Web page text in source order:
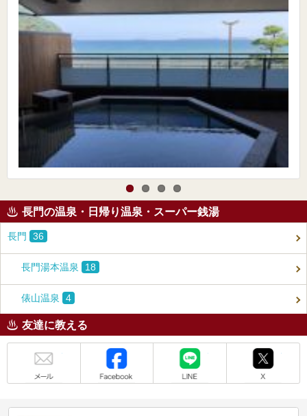
長門の温泉・日帰り温泉・スーパー銭湯
長門 36
長門湯本温泉 18
俵山温泉 4
友達に教える